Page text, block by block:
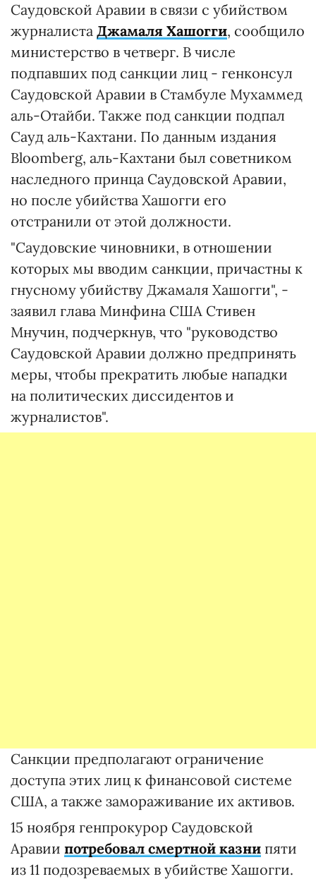
Саудовской Аравии в связи с убийством
журналиста Джамаля Хашогги, сообщило
министерство в четверг. В числе
подпавших под санкции лиц - генконсул
Саудовской Аравии в Стамбуле Мухаммед
аль-Отайби. Также под санкции подпал
Сауд аль-Кахтани. По данным издания
Bloomberg, аль-Кахтани был советником
наследного принца Саудовской Аравии,
но после убийства Хашогги его
отстранили от этой должности.
"Саудовские чиновники, в отношении
которых мы вводим санкции, причастны к
гнусному убийству Джамаля Хашогги", -
заявил глава Минфина США Стивен
Мнучин, подчеркнув, что "руководство
Саудовской Аравии должно предпринять
меры, чтобы прекратить любые нападки
на политических диссидентов и
журналистов".
Санкции предполагают ограничение
доступа этих лиц к финансовой системе
США, а также замораживание их активов.
15 ноября генпрокурор Саудовской
Аравии потребовал смертной казни пяти
из 11 подозреваемых в убийстве Хашогги.